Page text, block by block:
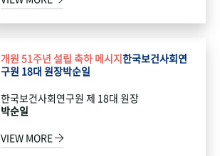
개원 51주년 설립 축하 메시지한국보건사회연
구원 18대 원장박순일
한국보건사회연구원 제 18대 원장
박순일
VIEW MORE